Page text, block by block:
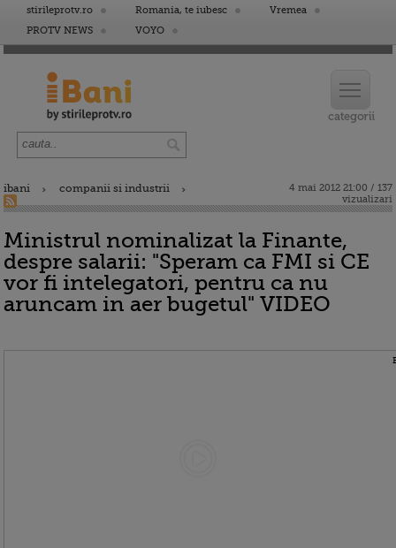
stirileprotv.ro Romania, te iubesc
Vremea
PROTV NEWS
VOYO
ibani companii si industrii
4 mai 2012 21:00 / 137
vizualizari
Ministrul nominalizat la Finante,
despre salarii: "Speram ca FMI si CE
vor fi intelegatori, pentru ca nu
aruncam in aer bugetul" VIDEO